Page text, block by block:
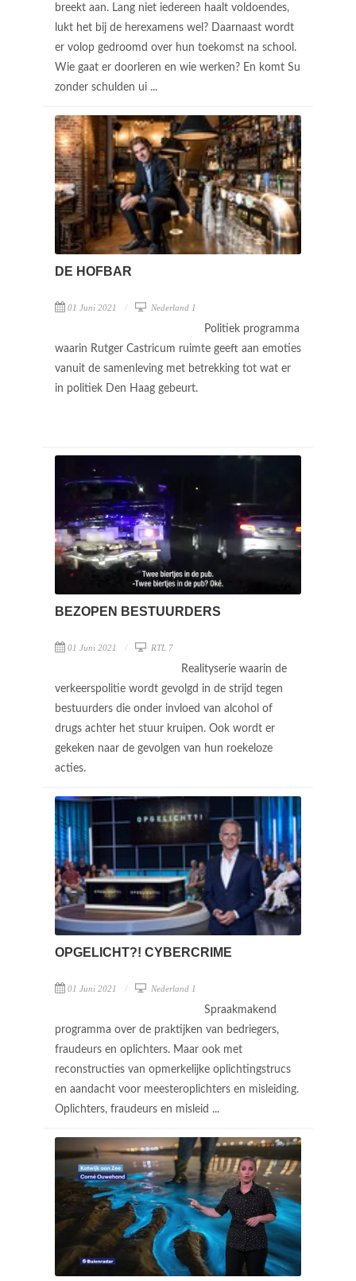
breekt aan. Lang niet iedereen haalt voldoendes,
lukt het bij de herexamens wel? Daarnaast wordt
er volop gedroomd over hun toekomst na school.
Wie gaat er doorleren en wie werken? En komt Su
zonder schulden ui ...
DE HOFBAR
01 Juni 2021 Nederland 1
Politiek programma
waarin Rutger Castricum ruimte geeft aan emoties
vanuit de samenleving met betrekking tot wat er
in politiek Den Haag gebeurt.
BEZOPEN BESTUURDERS
01 Juni 2021 RTL 7
Realityserie waarin de
verkeerspolitie wordt gevolgd in de strijd tegen
bestuurders die onder invloed van alcohol of
drugs achter het stuur kruipen. Ook wordt er
gekeken naar de gevolgen van hun roekeloze
acties.
OPGELICHT?! CYBERCRIME
01 Juni 2021 Nederland 1
Spraakmakend
programma over de praktijken van bedriegers,
fraudeurs en oplichters. Maar ook met
reconstructies van opmerkelijke oplichtingstrucs
en aandacht voor meesteroplichters en misleiding.
Oplichters, fraudeurs en misleid ...